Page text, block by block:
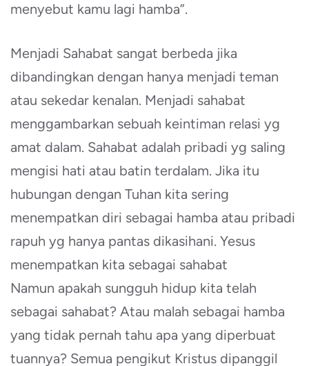
menyebut kamu lagi hamba”.
Menjadi Sahabat sangat berbeda jika
dibandingkan dengan hanya menjadi teman
atau sekedar kenalan. Menjadi sahabat
menggambarkan sebuah keintiman relasi yg
amat dalam. Sahabat adalah pribadi yg saling
mengisi hati atau batin terdalam. Jika itu
hubungan dengan Tuhan kita sering
menempatkan diri sebagai hamba atau pribadi
rapuh yg hanya pantas dikasihani. Yesus
menempatkan kita sebagai sahabat
Namun apakah sungguh hidup kita telah
sebagai sahabat? Atau malah sebagai hamba
yang tidak pernah tahu apa yang diperbuat
tuannya? Semua pengikut Kristus dipanggil